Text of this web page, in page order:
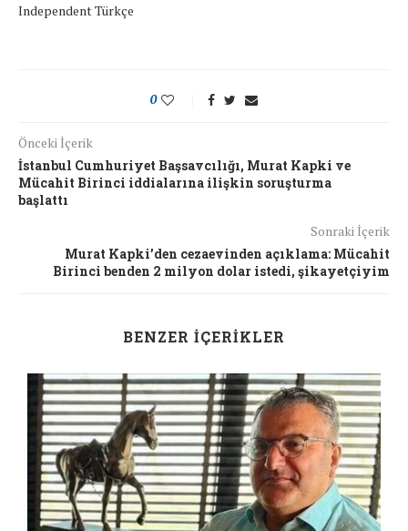
Independent Türkçe
0
Önceki İçerik
İstanbul Cumhuriyet Başsavcılığı, Murat Kapki ve
Mücahit Birinci iddialarına ilişkin soruşturma
başlattı
Sonraki İçerik
Murat Kapki’den cezaevinden açıklama: Mücahit
Birinci benden 2 milyon dolar istedi, şikayetçiyim
BENZER İÇERIKLER